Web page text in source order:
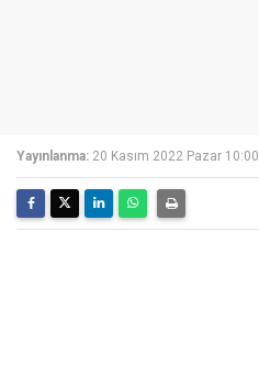
Yayınlanma: 20 Kasım 2022 Pazar 10:00